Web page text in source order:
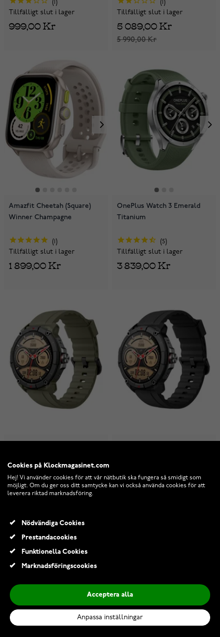
Tillfälligt slut i lager
999,00 Kr
Tillfälligt slut i lager
5 990,00 Kr
5 089,00 Kr
Amazfit Cheetah (Square)
Winner Champagne
Tillfälligt slut i lager
1 899,00 Kr
OnePlus Watch 3 Emerald
Titanium
5
Tillfälligt slut i lager
3 839,00 Kr
Tillfälligt slut i lager
Cookies på Klockmagasinet.com
Hej! Vi använder cookies för att vår nätbutik ska fungera så smidigt som
möjligt. Om du ger oss ditt samtycke kan vi också använda cookies för att
leverera riktad marknadsföring.
Nödvändiga Cookies
Prestandacookies
Funktionella Cookies
Marknadsföringscookies
Acceptera alla
Anpassa inställningar